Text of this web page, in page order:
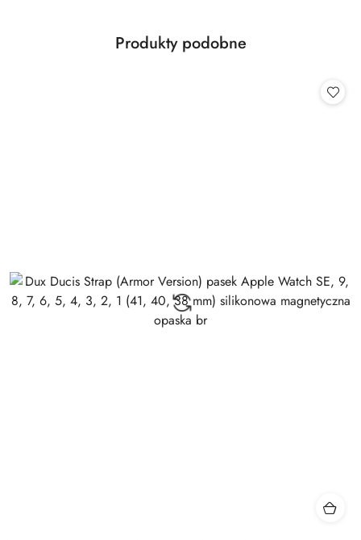
Pomiń karuzelę produktów
Produkty
Produkty podobne